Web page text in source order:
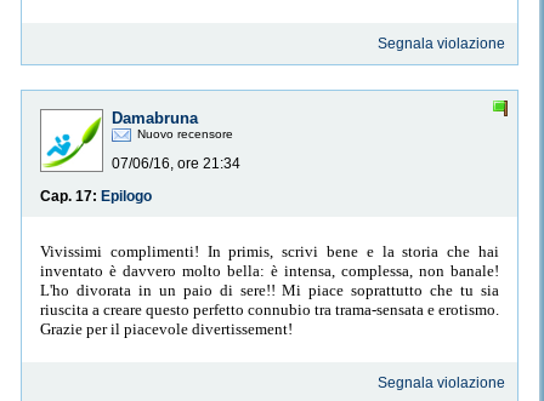
Segnala violazione
Damabruna
Nuovo recensore
07/06/16, ore 21:34
Cap. 17: Epilogo
Vivissimi complimenti! In primis, scrivi bene e la storia che hai
inventato è davvero molto bella: è intensa, complessa, non banale!
L'ho divorata in un paio di sere!! Mi piace soprattutto che tu sia
riuscita a creare questo perfetto connubio tra trama-sensata e erotismo.
Grazie per il piacevole divertissement!
Segnala violazione